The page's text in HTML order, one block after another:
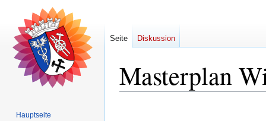
Masterplan
Seite Diskussion
Hauptseite